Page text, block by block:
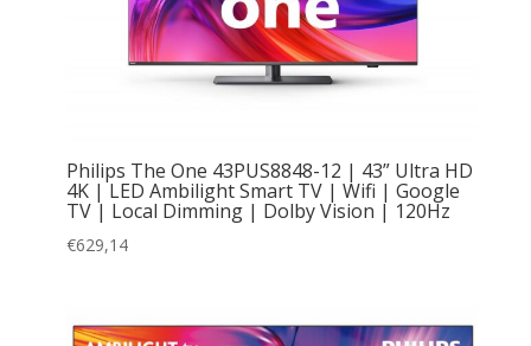
Philips The One 43PUS8848-12 | 43” Ultra HD
4K | LED Ambilight Smart TV | Wifi | Google
TV | Local Dimming | Dolby Vision | 120Hz
€629,14